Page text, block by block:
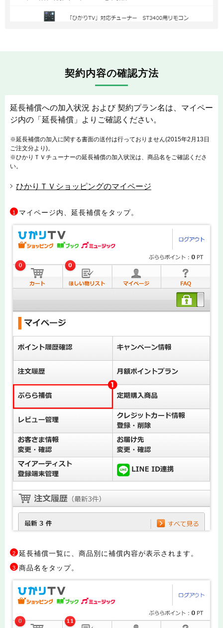
契約内容の確認方法
延長補償への加入状況 および 契約プラン名は、マイペー
ジ内の「延長補償」よりご確認ください。
※延長補償の加入に関する書面の送付は行っておりません(2015年2月13日
ご注文分より)。
※ひかりＴＶチューナーの延長補償の加入状況は、商品名をご確認くださ
い。
ひかりＴＶショッピングのマイページ
1 マイページ内、延長補償をタップ。
2 延長補償一覧に、商品別に補償内容が表示されます。
3 商品名をタップ。